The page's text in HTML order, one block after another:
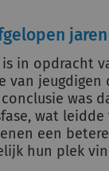
jaren
is in opdracht
van
was
wat
een
hun plek